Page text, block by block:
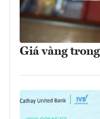
Giá vàng